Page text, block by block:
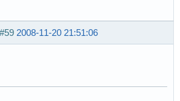
#59 2008-11-20 21:51:06